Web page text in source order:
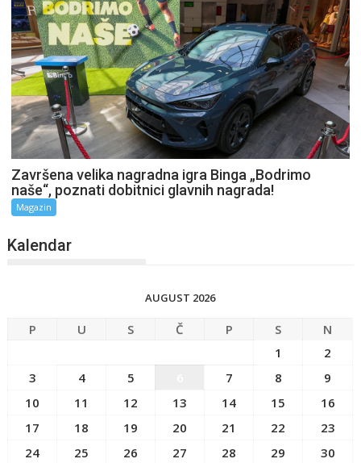
Završena velika nagradna igra Binga „Bodrimo
naše“, poznati dobitnici glavnih nagrada!
Magazin
Kalendar
AUGUST 2026
P U S Č P S
N
1
2
3
4 5 7 8
9
10
11 12 13 14 15
16
17
18 19 20 21 22
23
24
25 26 27 28 29
30